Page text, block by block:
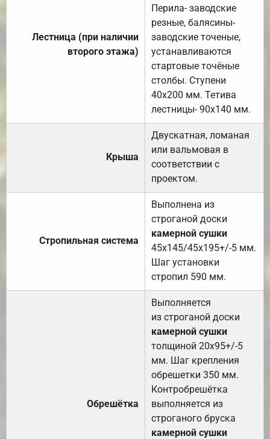
Лестница (при наличии
второго этажа)
Перила- заводские
резные, балясины-
заводские точеные,
устанавливаются
стартовые точёные
столбы. Ступени
40х200 мм. Тетива
лестницы- 90х140 мм.
Крыша
Двускатная, ломаная
или вальмовая в
соответствии с
проектом.
Стропильная система
Выполнена из
строганой доски
камерной сушки
45х145/45х195+/-5 мм.
Шаг установки
стропил 590 мм.
Обрешётка
Выполняется
из строганой доски
камерной сушки
толщиной 20х95+/-5
мм. Шаг крепления
обрешетки 350 мм.
Контробрешётка
выполняется из
строганого бруска
камерной сушки